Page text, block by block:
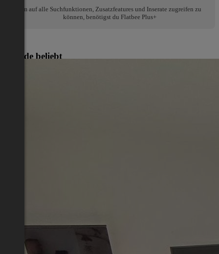
Um auf alle Suchfunktionen, Zusatzfeatures und Inserate zugreifen zu
können, benötigst du Flatbee Plus+
Gerade beliebt